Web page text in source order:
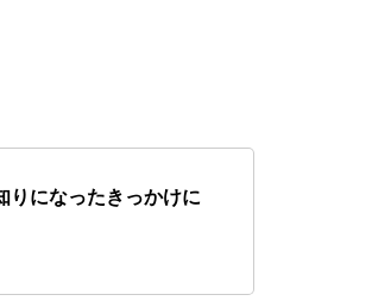
りになったきっかけに